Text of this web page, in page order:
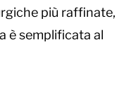
più raffinate,
è semplificata al